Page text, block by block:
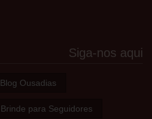
Siga-nos aqui
Blog Ousadias
Brinde para Seguidores